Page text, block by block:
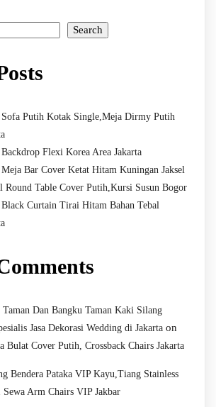
Search
Sofa Putih Kotak Single,Meja Dirmy Putih
Backdrop Flexi Korea Area Jakarta
Meja Bar Cover Ketat Hitam Kuningan Jaksel
Round Table Cover Putih,Kursi Susun Bogor
Black Curtain Tirai Hitam Bahan Tebal
Taman Dan Bangku Taman Kaki Silang
Jasa Dekorasi Wedding di Jakarta on
Bulat Cover Putih, Crossback Chairs Jakarta
Bendera Pataka VIP Kayu,Tiang Stainless
Sewa Arm Chairs VIP Jakbar